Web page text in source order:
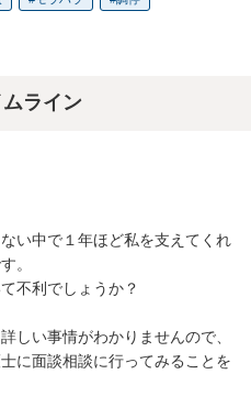
ライン
い中で１年ほど私を支えてくれ
。
不利でしょうか？
しい事情がわかりませんので、
に面談相談に行ってみることを